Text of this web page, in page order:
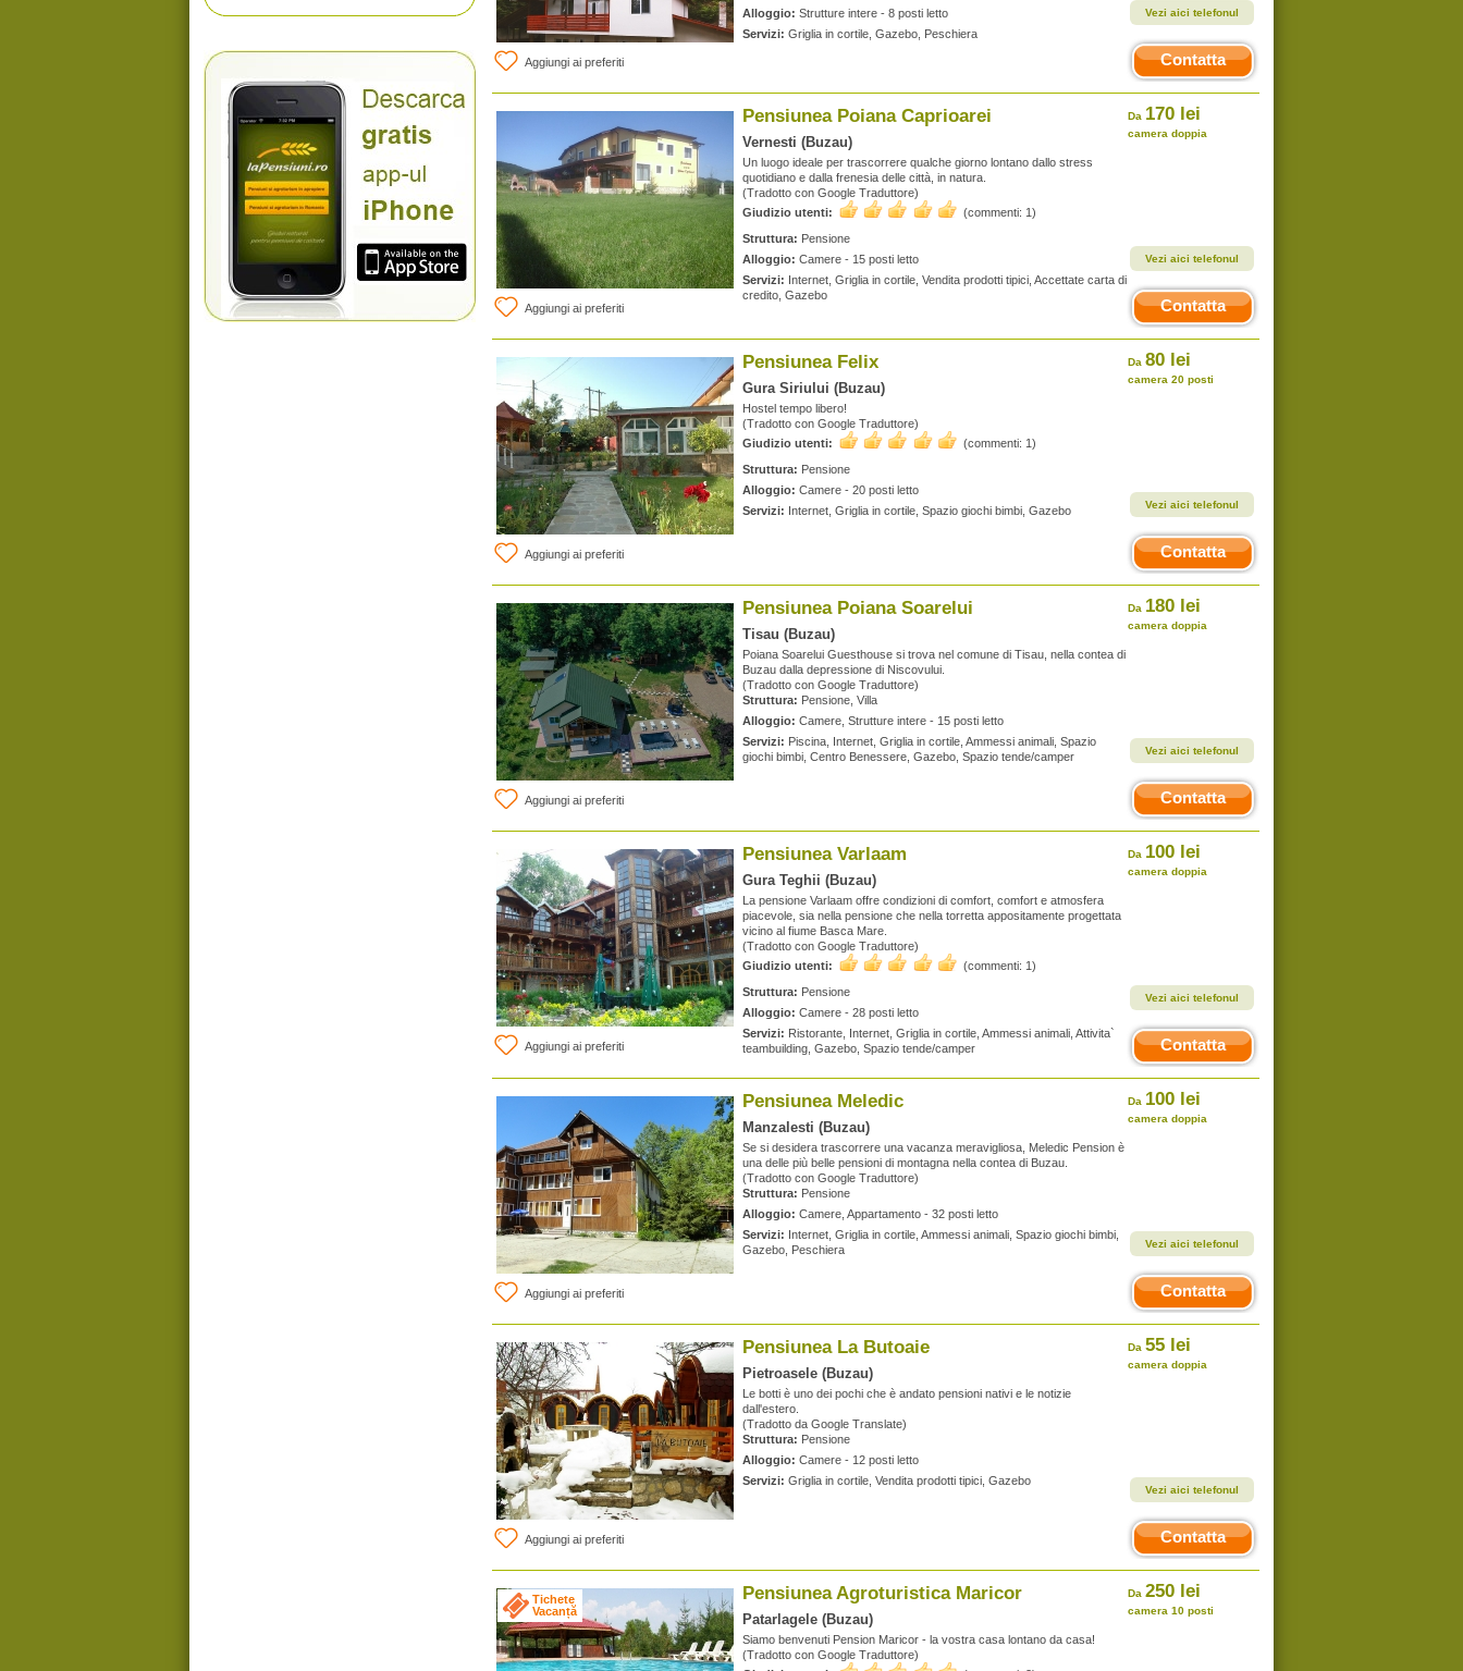
Aggiungi ai preferiti
Alloggio: Strutture intere - 8 posti letto
Servizi: Griglia in cortile, Gazebo, Peschiera
Vezi aici telefonul
Contatta
Aggiungi ai preferiti
Pensiunea Poiana Caprioarei
Vernesti (Buzau)
Un luogo ideale per trascorrere qualche giorno lontano dallo stress
quotidiano e dalla frenesia delle città, in natura.
(Tradotto con Google Traduttore)
Giudizio utenti:
(commenti: 1)
Struttura: Pensione
Alloggio: Camere - 15 posti letto
Servizi: Internet, Griglia in cortile, Vendita prodotti tipici, Accettate carta di
credito, Gazebo
Da 170 lei
camera doppia
Vezi aici telefonul
Contatta
Aggiungi ai preferiti
Pensiunea Felix
Gura Siriului (Buzau)
Hostel tempo libero!
(Tradotto con Google Traduttore)
Giudizio utenti:
(commenti: 1)
Struttura: Pensione
Alloggio: Camere - 20 posti letto
Servizi: Internet, Griglia in cortile, Spazio giochi bimbi, Gazebo
Da 80 lei
camera 20 posti
Vezi aici telefonul
Contatta
Aggiungi ai preferiti
Pensiunea Poiana Soarelui
Tisau (Buzau)
Poiana Soarelui Guesthouse si trova nel comune di Tisau, nella contea di
Buzau dalla depressione di Niscovului.
(Tradotto con Google Traduttore)
Struttura: Pensione, Villa
Alloggio: Camere, Strutture intere - 15 posti letto
Servizi: Piscina, Internet, Griglia in cortile, Ammessi animali, Spazio
giochi bimbi, Centro Benessere, Gazebo, Spazio tende/camper
Da 180 lei
camera doppia
Vezi aici telefonul
Contatta
Aggiungi ai preferiti
Pensiunea Varlaam
Gura Teghii (Buzau)
La pensione Varlaam offre condizioni di comfort, comfort e atmosfera
piacevole, sia nella pensione che nella torretta appositamente progettata
vicino al fiume Basca Mare.
(Tradotto con Google Traduttore)
Giudizio utenti:
(commenti: 1)
Struttura: Pensione
Alloggio: Camere - 28 posti letto
Servizi: Ristorante, Internet, Griglia in cortile, Ammessi animali, Attivita`
teambuilding, Gazebo, Spazio tende/camper
Da 100 lei
camera doppia
Vezi aici telefonul
Contatta
Aggiungi ai preferiti
Pensiunea Meledic
Manzalesti (Buzau)
Se si desidera trascorrere una vacanza meravigliosa, Meledic Pension è
una delle più belle pensioni di montagna nella contea di Buzau.
(Tradotto con Google Traduttore)
Struttura: Pensione
Alloggio: Camere, Appartamento - 32 posti letto
Servizi: Internet, Griglia in cortile, Ammessi animali, Spazio giochi bimbi,
Gazebo, Peschiera
Da 100 lei
camera doppia
Vezi aici telefonul
Contatta
Aggiungi ai preferiti
Pensiunea La Butoaie
Pietroasele (Buzau)
Le botti è uno dei pochi che è andato pensioni nativi e le notizie
dall'estero.
(Tradotto da Google Translate)
Struttura: Pensione
Alloggio: Camere - 12 posti letto
Servizi: Griglia in cortile, Vendita prodotti tipici, Gazebo
Da 55 lei
camera doppia
Vezi aici telefonul
Contatta
Tichete
Vacanță
Pensiunea Agroturistica Maricor
Patarlagele (Buzau)
Siamo benvenuti Pension Maricor - la vostra casa lontano da casa!
(Tradotto con Google Traduttore)
Da 250 lei
camera 10 posti